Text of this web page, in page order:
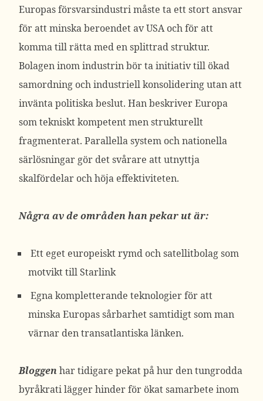
Europas försvarsindustri måste ta ett stort ansvar
för att minska beroendet av USA och för att
komma till rätta med en splittrad struktur.
Bolagen inom industrin bör ta initiativ till ökad
samordning och industriell konsolidering utan att
invänta politiska beslut. Han beskriver Europa
som tekniskt kompetent men strukturellt
fragmenterat. Parallella system och nationella
särlösningar gör det svårare att utnyttja
skalfördelar och höja effektiviteten.
Några av de områden han pekar ut är:
Ett eget europeiskt rymd och satellitbolag som
motvikt till Starlink
Egna kompletterande teknologier för att
minska Europas sårbarhet samtidigt som man
värnar den transatlantiska länken.
Bloggenhar tidigare pekat på hur den tungrodda
byråkrati lägger hinder för ökat samarbete inom